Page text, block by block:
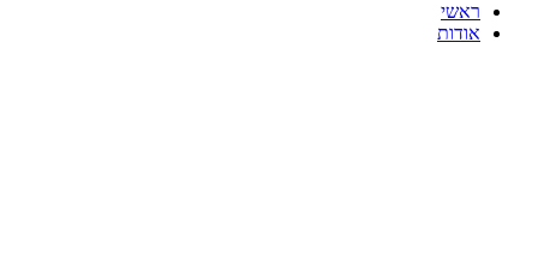
ראשי
אודות